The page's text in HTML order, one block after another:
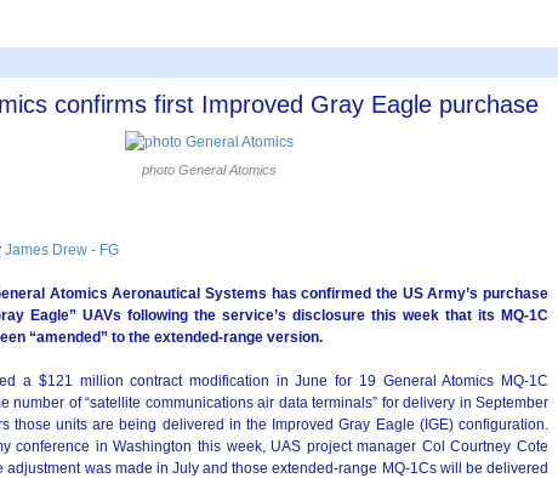
confirms first Improved Gray Eagle purchase
photo General Atomics
James Drew - FG
Atomics Aeronautical Systems has confirmed the US Army’s purchase
Eagle” UAVs following the service’s disclosure this week that its MQ-1C
“amended” to the extended-range version.
a $121 million contract modification in June for 19 General Atomics MQ-1C
number of “satellite communications air data terminals” for delivery in September
those units are being delivered in the Improved Gray Eagle (IGE) configuration.
conference in Washington this week, UAS project manager Col Courtney Cote
adjustment was made in July and those extended-range MQ-1Cs will be delivered